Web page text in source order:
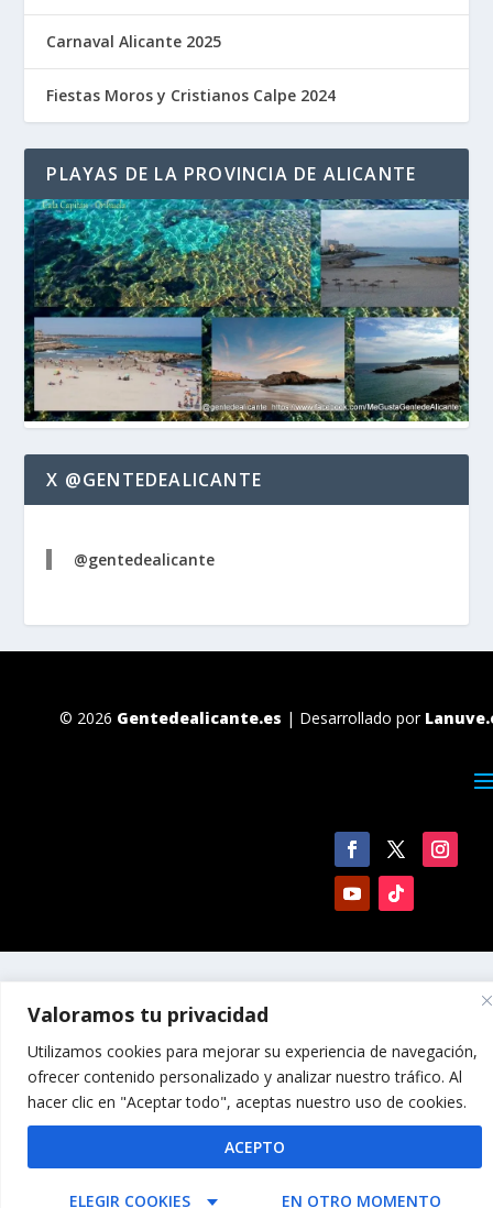
Valoramos tu privacidad
Utilizamos cookies para mejorar su experiencia de navegación,
ofrecer contenido personalizado y analizar nuestro tráfico. Al
hacer clic en "Aceptar todo", aceptas nuestro uso de cookies.
ELEGIR COOKIES EN OTRO MOMENTO
ACEPTO
Carnaval Alicante 2025
Fiestas Moros y Cristianos Calpe 2024
PLAYAS DE LA PROVINCIA DE ALICANTE
X @GENTEDEALICANTE
@gentedealicante
© 2026 Gentedealicante.es | Desarrollado por